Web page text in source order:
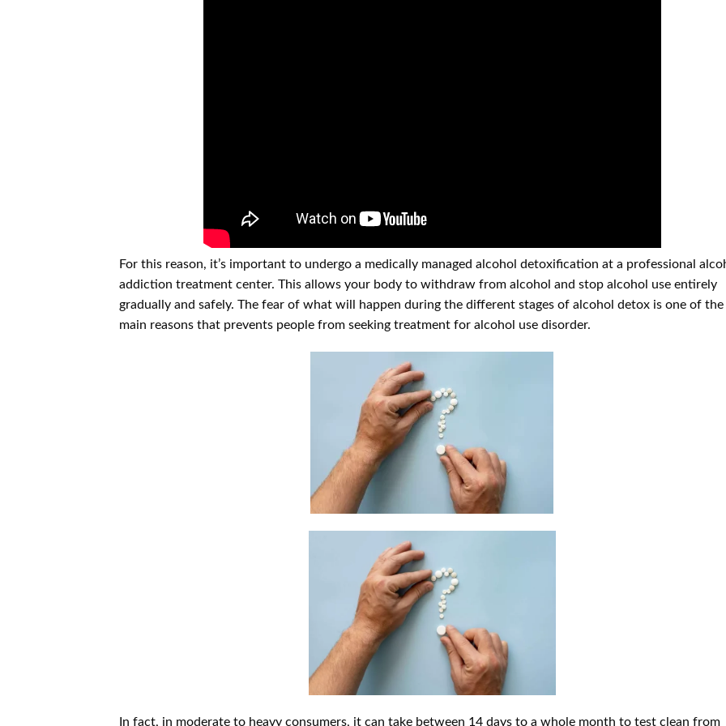
For this reason, it’s important to undergo a medically managed alcohol detoxification at a professional
addiction treatment center. This allows your body to withdraw from alcohol and stop alcohol use entirely
gradually and safely. The fear of what will happen during the different stages of alcohol detox is one of the
main reasons that prevents people from seeking treatment for alcohol use disorder.
In fact, in moderate to heavy consumers, it can take between 14 days to a whole month to test clean from